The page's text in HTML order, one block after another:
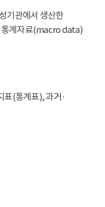
기관에서 생산한
통계자료(macro data)
표(통계표), 과거·